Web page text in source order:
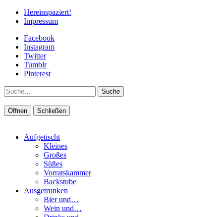
Hereinspaziert!
Impressum
Facebook
Instagram
Twitter
Tumblr
Pinterest
Suche
Öffnen Schließen
Aufgetischt
Kleines
Großes
Süßes
Vorratskammer
Backstube
Ausgetrunken
Bier und…
Wein und…